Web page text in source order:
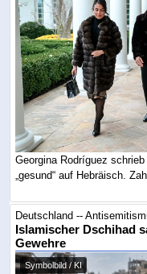
Georgina Rodríguez
„gesund“ auf Hebräisch.
Deutschland --
Islamischer Dschihad
Gewehre
Symbolbild / KI